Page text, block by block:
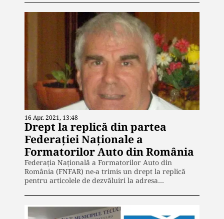
16 Apr. 2021, 13:48
Drept la replică din partea
Federației Naționale a
Formatorilor Auto din România
Federația Națională a Formatorilor Auto din
România (FNFAR) ne-a trimis un drept la replică
pentru articolele de dezvăluiri la adresa…